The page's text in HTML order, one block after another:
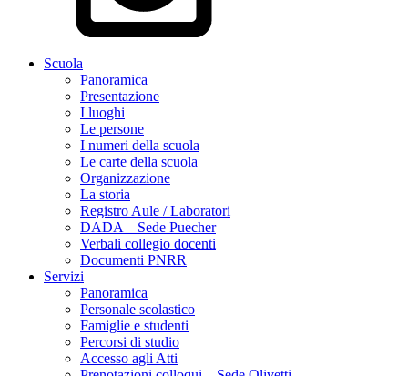
Scuola
Panoramica
Presentazione
I luoghi
Le persone
I numeri della scuola
Le carte della scuola
Organizzazione
La storia
Registro Aule / Laboratori
DADA – Sede Puecher
Verbali collegio docenti
Documenti PNRR
Servizi
Panoramica
Personale scolastico
Famiglie e studenti
Percorsi di studio
Accesso agli Atti